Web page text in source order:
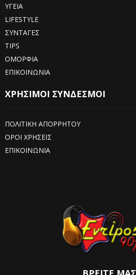
ΥΓΕΙΑ
LIFESTYLE
ΣΥΝΤΑΓΕΣ
TIPS
ΟΜΟΡΦΙΑ
ΕΠΙΚΟΙΝΩΝΙΑ
ΧΡΗΣΙΜΟΙ ΣΥΝΔΕΣΜΟΙ
ΠΟΛΙΤΙΚΗ ΑΠΟΡΡΗΤΟΥ
ΟΡΟΙ ΧΡΗΣΕΙΣ
ΕΠΙΚΟΙΝΩΝΙΑ